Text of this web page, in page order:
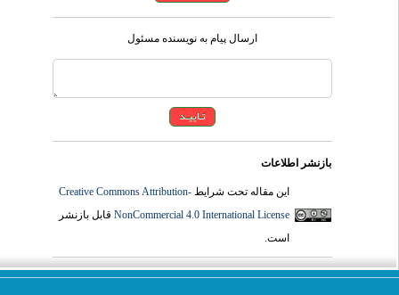
ارسال پیام به نویسنده مسئول
بازنشر اطلاعات
این مقاله تحت شرایطCreative Commons Attribution-
NonCommercial 4.0 International Licenseقابل بازنشر
است.